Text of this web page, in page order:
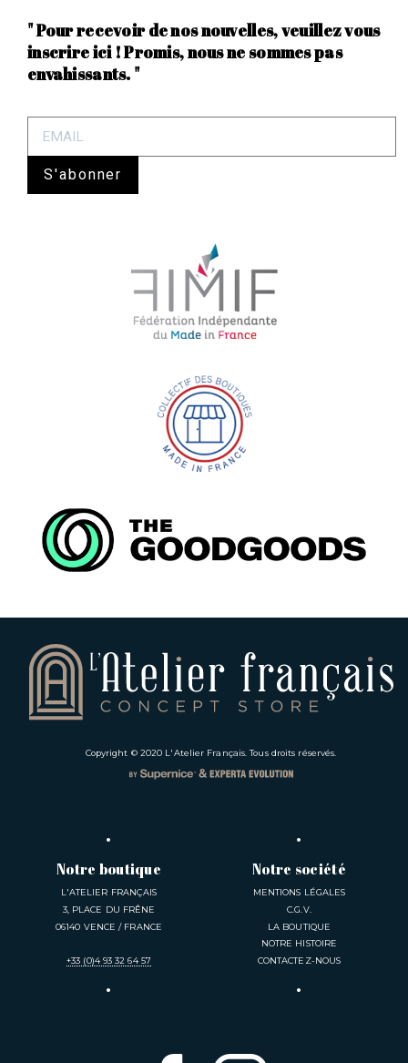
" Pour recevoir de nos nouvelles, veuillez vous
inscrire ici ! Promis, nous ne sommes pas
envahissants. "
S'abonner
Copyright © 2020 L'Atelier Français . Tous droits réservés.
Notre boutique
L'ATELIER FRANÇAIS
3, PLACE DU FRÊNE
06140 VENCE / FRANCE
+33 (0)4 93 32 64 57
Notre société
MENTIONS LÉGALES
C.G.V.
LA BOUTIQUE
NOTRE HISTOIRE
CONTACTEZ-NOUS